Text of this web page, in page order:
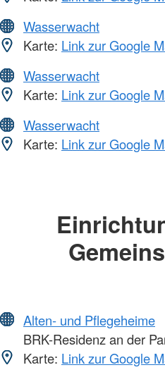
Wasserwacht
Karte: Link zur Google
Wasserwacht
Karte: Link zur Google
Wasserwacht
Karte: Link zur Google
Alten- und Pflegeheime
BRK-Residenz an der
Karte: Link zur Google